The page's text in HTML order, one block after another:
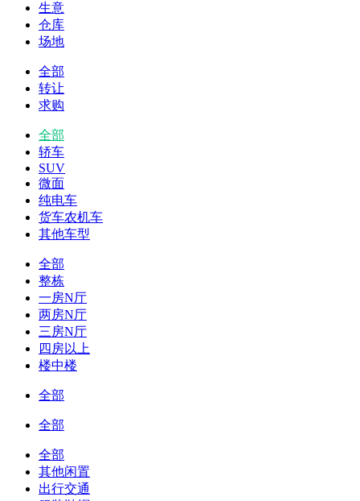
生意
仓库
场地
全部
转让
求购
全部
轿车
SUV
微面
纯电车
货车农机车
其他车型
全部
整栋
一房N厅
两房N厅
三房N厅
四房以上
楼中楼
全部
全部
全部
其他闲置
出行交通